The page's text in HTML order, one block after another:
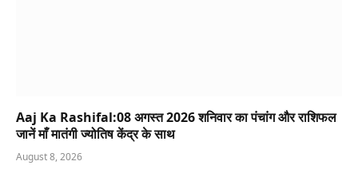
Aaj Ka Rashifal:08 अगस्त 2026 शनिवार का पंचांग और राशिफल
जानें माँ मातंगी ज्योतिष केंद्र के साथ
August 8, 2026